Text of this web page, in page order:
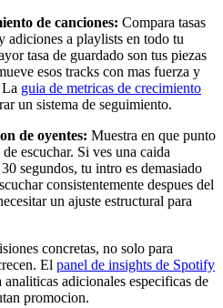
de canciones: Compara tasas
adiciones a playlists en todo tu
tasa de guardado son tus piezas
esos tracks con mas fuerza y
guia de metricas de crecimiento
un sistema de seguimiento.
de oyentes: Muestra en que punto
escuchar. Si ves una caida
segundos, tu intro es demasiado
consistentemente despues del
un ajuste estructural para
concretas, no solo para
El panel de insights de Spotify
adicionales especificas de
promocion.